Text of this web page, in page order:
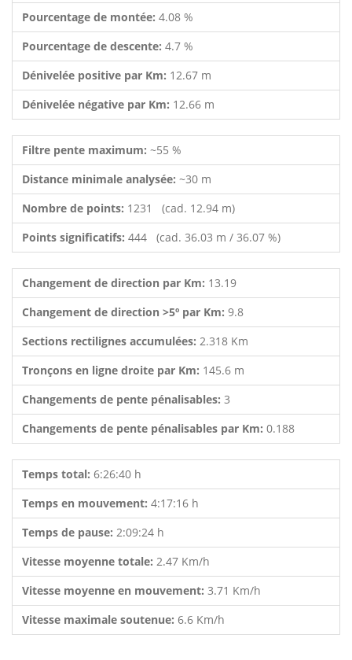
Pourcentage de montée: 4.08 %
Pourcentage de descente: 4.7 %
Dénivelée positive par Km: 12.67 m
Dénivelée négative par Km: 12.66 m
Filtre pente maximum: ~55 %
Distance minimale analysée: ~30 m
Nombre de points: 1231 (cad. 12.94 m)
Points significatifs: 444 (cad. 36.03 m / 36.07 %)
Changement de direction par Km: 13.19
Changement de direction >5º par Km: 9.8
Sections rectilignes accumulées: 2.318 Km
Tronçons en ligne droite par Km: 145.6 m
Changements de pente pénalisables: 3
Changements de pente pénalisables par Km: 0.188
Temps total: 6:26:40 h
Temps en mouvement: 4:17:16 h
Temps de pause: 2:09:24 h
Vitesse moyenne totale: 2.47 Km/h
Vitesse moyenne en mouvement: 3.71 Km/h
Vitesse maximale soutenue: 6.6 Km/h